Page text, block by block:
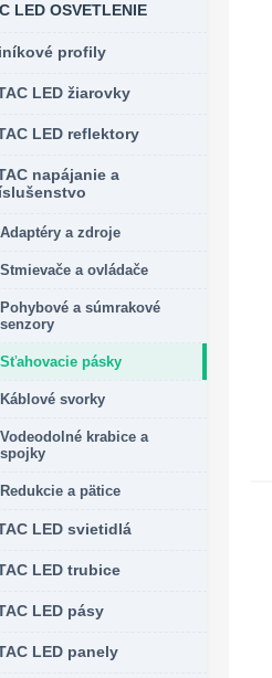
LED OSVETLENIE
profily
LED žiarovky
LED reflektory
napájanie a
Adaptéry a zdroje
Stmievače a ovládače
Pohybové a súmrakové
senzory
Sťahovacie pásky
Káblové svorky
Vodeodolné krabice a
spojky
Redukcie a pätice
LED svietidlá
LED trubice
LED pásy
LED panely